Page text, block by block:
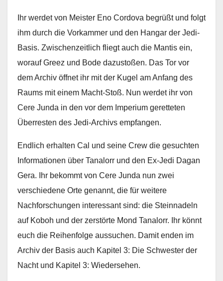
Ihr werdet von Meister Eno Cordova begrüßt und folgt
ihm durch die Vorkammer und den Hangar der Jedi-
Basis. Zwischenzeitlich fliegt auch die Mantis ein,
worauf Greez und Bode dazustoßen. Das Tor vor
dem Archiv öffnet ihr mit der Kugel am Anfang des
Raums mit einem Macht-Stoß. Nun werdet ihr von
Cere Junda in den vor dem Imperium geretteten
Überresten des Jedi-Archivs empfangen.
Endlich erhalten Cal und seine Crew die gesuchten
Informationen über Tanalorr und den Ex-Jedi Dagan
Gera. Ihr bekommt von Cere Junda nun zwei
verschiedene Orte genannt, die für weitere
Nachforschungen interessant sind: die Steinnadeln
auf Koboh und der zerstörte Mond Tanalorr. Ihr könnt
euch die Reihenfolge aussuchen. Damit enden im
Archiv der Basis auch Kapitel 3: Die Schwester der
Nacht und Kapitel 3: Wiedersehen.